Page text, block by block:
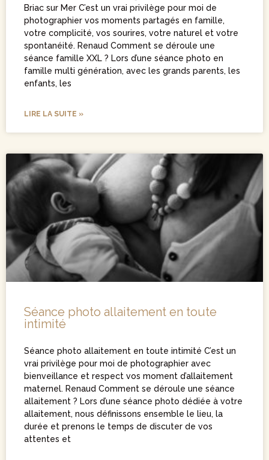
Briac sur Mer​ C’est un vrai privilège pour moi de
photographier vos moments partagés en famille,
votre complicité, vos sourires, votre naturel et votre
spontanéité. Renaud Comment se déroule une
séance famille XXL ? Lors d’une séance photo en
famille multi génération, avec les grands parents, les
enfants, les
LIRE LA SUITE »
Séance photo allaitement en toute
intimité
Séance photo allaitement en toute intimité C’est un
vrai privilège pour moi de photographier avec
bienveillance et respect vos moment d’allaitement
maternel. Renaud Comment se déroule une séance
allaitement ? Lors d’une séance photo dédiée à votre
allaitement, nous définissons ensemble le lieu, la
durée et prenons le temps de discuter de vos
attentes et